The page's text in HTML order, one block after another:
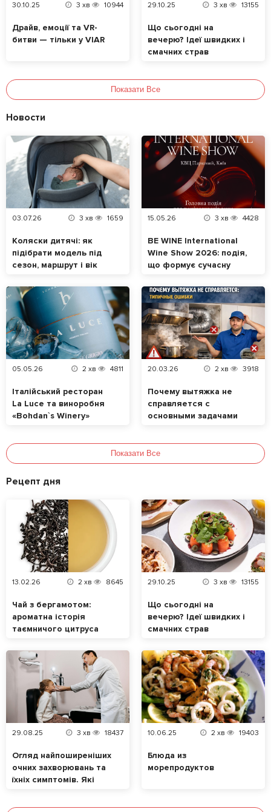
30.10.25 3 хв 10944
Драйв, емоції та VR-
битви — тільки у VIAR
29.10.25 3 хв 13155
Що сьогодні на
вечерю? Ідеї швидких і
смачних страв
Показати Все
Новости
03.07.26 3 хв 1659
Коляски дитячі: як
підібрати модель під
сезон, маршрут і вік
15.05.26 3 хв 4428
BE WINE International
Wine Show 2026: подія,
що формує сучасну
Україні
05.05.26 2 хв 4811
Італійський ресторан
La Luce та виноробня
«Bohdan`s Winery»
20.03.26 2 хв 3918
Почему вытяжка не
справляется с
основными задачами
Показати Все
Рецепт дня
13.02.26 2 хв 8645
Чай з бергамотом:
ароматна історія
таємничого цитруса
29.10.25 3 хв 13155
Що сьогодні на
вечерю? Ідеї швидких і
смачних страв
29.08.25 3 хв 18437
Огляд найпоширеніших
очних захворювань та
їхніх симптомів. Які
10.06.25 2 хв 19403
Блюда из
морепродуктов